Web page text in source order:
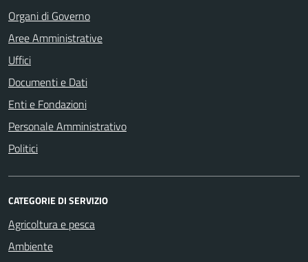
Organi di Governo
Aree Amministrative
Uffici
Documenti e Dati
Enti e Fondazioni
Personale Amministrativo
Politici
CATEGORIE DI SERVIZIO
Agricoltura e pesca
Ambiente